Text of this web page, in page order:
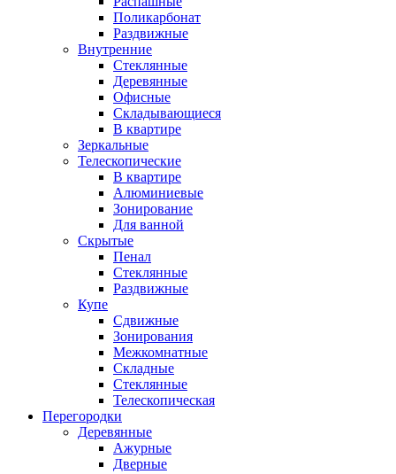
Поликарбонат
Раздвижные
Внутренние
Стеклянные
Деревянные
Офисные
Складывающиеся
В квартире
Зеркальные
Телескопические
В квартире
Алюминиевые
Зонирование
Для ванной
Скрытые
Пенал
Стеклянные
Раздвижные
Купе
Сдвижные
Зонирования
Межкомнатные
Складные
Стеклянные
Телескопическая
Перегородки
Деревянные
Ажурные
Дверные